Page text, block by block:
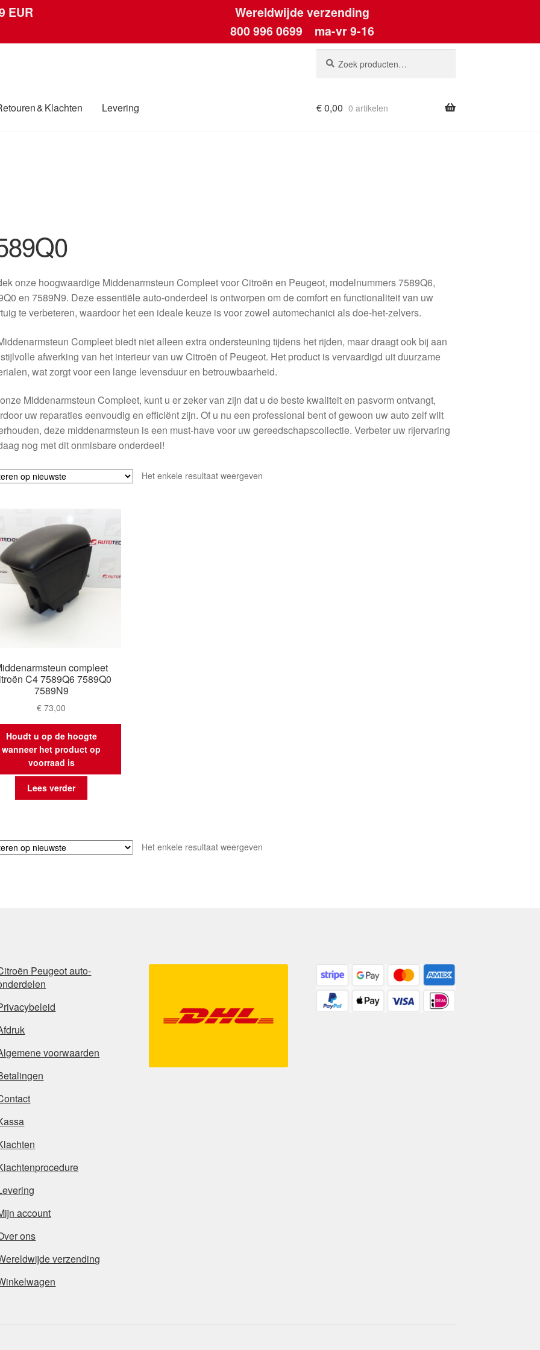
EUR
Wereldwijde verzending
800 996 0699 ma-vr 9-16
naar:
& Klachten Levering €0,00 0 artikelen
onze hoogwaardige Middenarmsteun Compleet voor Citroën en Peugeot, modelnummers 7589Q6,
en 7589N9. Deze essentiële auto-onderdeel is ontworpen om de comfort en functionaliteit van uw
te verbeteren, waardoor het een ideale keuze is voor zowel automechanici als doe-het-zelvers.
Compleet biedt niet alleen extra ondersteuning tijdens het rijden, maar draagt ook bij aan
afwerking van het interieur van uw Citroën of Peugeot. Het product is vervaardigd uit duurzame
wat zorgt voor een lange levensduur en betrouwbaarheid.
Middenarmsteun Compleet, kunt u er zeker van zijn dat u de beste kwaliteit en pasvorm ontvangt,
uw reparaties eenvoudig en efficiënt zijn. Of u nu een professional bent of gewoon uw auto zelf wilt
deze middenarmsteun is een must-have voor uw gereedschapscollectie. Verbeter uw rijervaring
nog met dit onmisbare onderdeel!
Het enkele resultaat weergeven
compleet
C4 7589Q6 7589Q0
7589N9
€ 73,00
Houdt u op de hoogte
wanneer het product op
voorraad is
Lees verder
Het enkele resultaat weergeven
Peugeot auto-
voorwaarden
account
ons
verzending